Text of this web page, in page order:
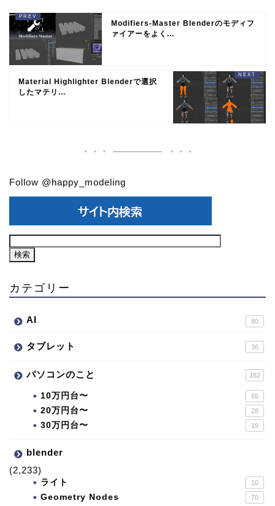
Modifiers-Master Blenderのモディフ
ァイアーをよく...
Material Highlighter Blenderで選択
したマテリ...
Follow @happy_modeling
カテゴリー
AI 80
タブレット 36
パソコンのこと 182
10万円台〜 65
20万円台〜 28
30万円台〜 19
blender
(2,233)
ライト 10
Geometry Nodes 70